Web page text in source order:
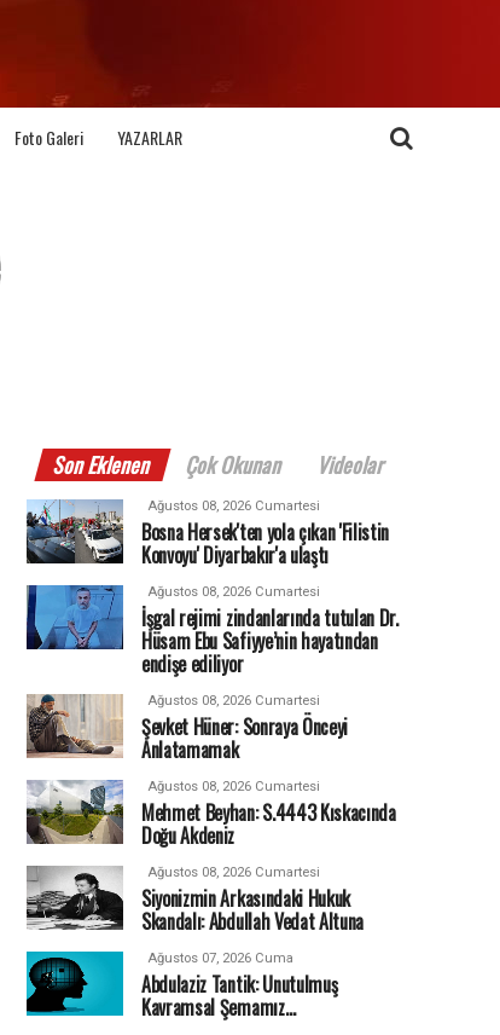
Foto Galeri YAZARLAR
Son Eklenen Çok Okunan Videolar
Ağustos 08, 2026 Cumartesi
Bosna Hersek'ten yola çıkan 'Filistin
Konvoyu' Diyarbakır'a ulaştı
Ağustos 08, 2026 Cumartesi
İşgal rejimi zindanlarında tutulan Dr.
Hüsam Ebu Safiyye’nin hayatından
endişe ediliyor
Ağustos 08, 2026 Cumartesi
Şevket Hüner: Sonraya Önceyi
Anlatamamak
Ağustos 08, 2026 Cumartesi
Mehmet Beyhan: S.4443 Kıskacında
Doğu Akdeniz
Ağustos 08, 2026 Cumartesi
Siyonizmin Arkasındaki Hukuk
Skandalı: Abdullah Vedat Altuna
Ağustos 07, 2026 Cuma
Abdulaziz Tantik: Unutulmuş
Kavramsal Şemamız…